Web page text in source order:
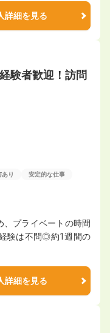
詳細を見る
験者歓迎！訪問
あり 安定的な仕事
、プライベートの時間
験は不問◎約1週間の
詳細を見る